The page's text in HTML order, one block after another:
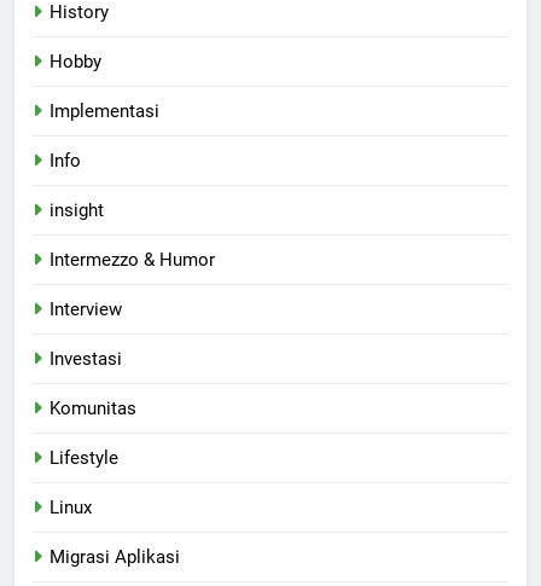
History
Hobby
Implementasi
Info
insight
Intermezzo & Humor
Interview
Investasi
Komunitas
Lifestyle
Linux
Migrasi Aplikasi